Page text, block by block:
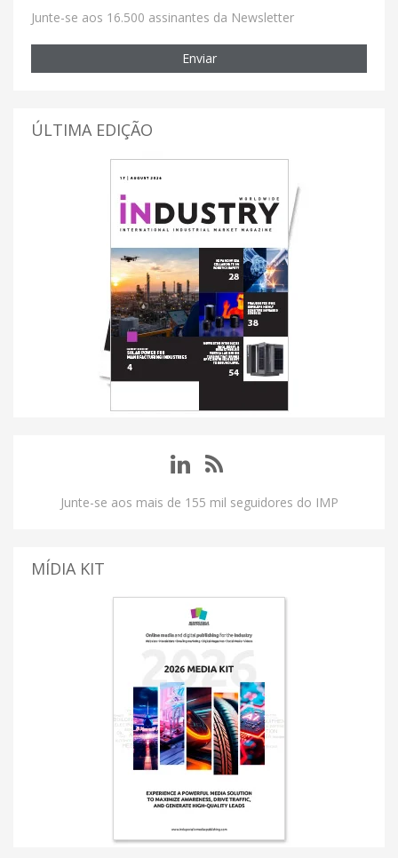
Junte-se aos 16.500 assinantes da Newsletter
Enviar
ÚLTIMA EDIÇÃO
Junte-se aos mais de 155 mil seguidores do IMP
MÍDIA KIT